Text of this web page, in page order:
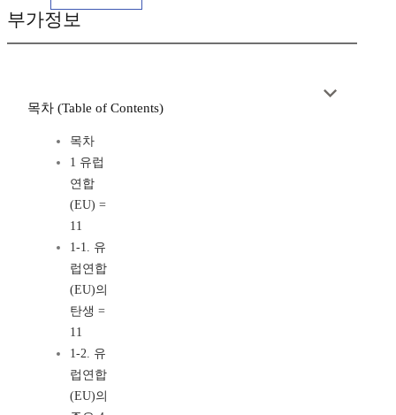
부가정보
목차 (Table of Contents)
목차
1 유럽
연합
(EU) =
11
1-1. 유
럽연합
(EU)의
탄생 =
11
1-2. 유
럽연합
(EU)의